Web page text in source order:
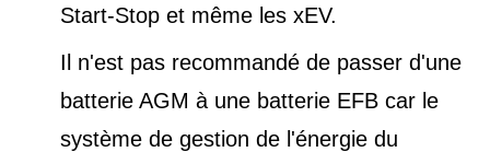
Start-Stop et même les xEV.
Il n'est pas recommandé de passer d'une
batterie AGM à une batterie EFB car le
système de gestion de l'énergie du